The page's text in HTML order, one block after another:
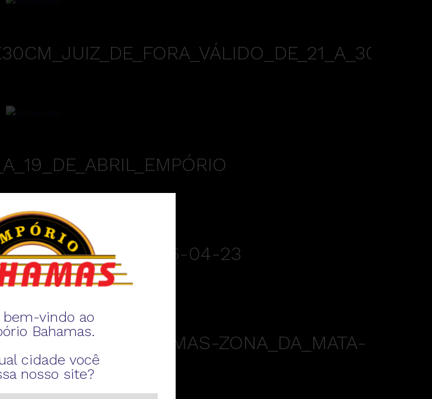
04-23
EMPÓRIO-BAHAMAS-ZONA_DA_MATA-
WEB
bem-vindo ao
Bahamas.
cidade você
nosso site?